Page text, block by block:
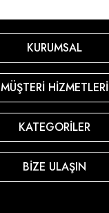
KURUMSAL
MÜŞTERİ HİZMETLERİ
KATEGORİLER
BİZE ULAŞIN